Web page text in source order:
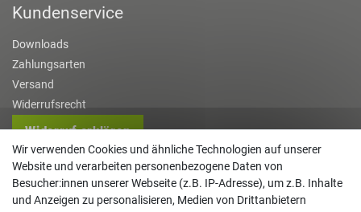
Kundenservice
Downloads
Zahlungsarten
Versand
Widerrufsrecht
Widerruf erklären
Kontakt
info@gartentechnik-hansen.de
Wir verwenden Cookies und ähnliche Technologien auf unserer
Website und verarbeiten personenbezogene Daten von
Besucher:innen unserer Webseite (z.B. IP-Adresse), um z.B. Inhalte
und Anzeigen zu personalisieren, Medien von Drittanbietern